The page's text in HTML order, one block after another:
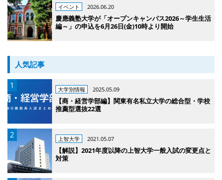
イベント 2026.06.20
慶應義塾大学が「オープンキャンパス2026～学生生活
編～」の申込を6月26日(金)10時より開始
人気記事
大学別情報 2025.05.09
【商・経営学部編】関東有名私立大学の総合型・学校
推薦型選抜22選
上智大学 2021.05.07
【解説】2021年度以降の上智大学一般入試の変更点と
対策